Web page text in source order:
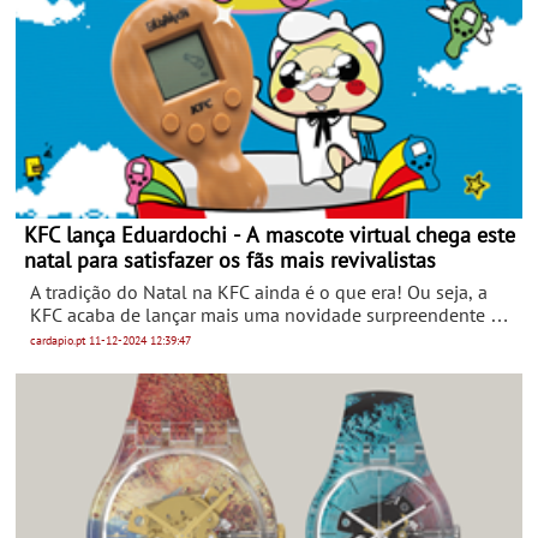
KFC lança Eduardochi - A mascote virtual chega este
natal para satisfazer os fãs mais revivalistas
A tradição do Natal na KFC ainda é o que era! Ou seja, a
KFC acaba de lançar mais uma novidade surpreendente e
que promete animar esta época festiva de forma revivalista
mascotes digitais dos anos 90.
cardapio.pt 11-12-202412:39:47